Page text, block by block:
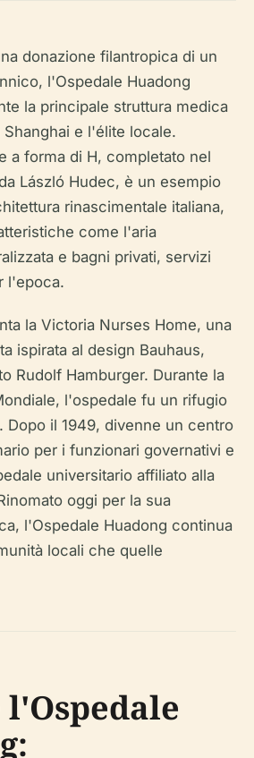
donazione filantropica di un
l'Ospedale Huadong
la principale struttura medica
e l'élite locale.
a forma di H, completato nel
László Hudec, è un esempio
rinascimentale italiana,
come l'aria
e bagni privati, servizi
l'epoca.
la Victoria Nurses Home, una
ispirata al design Bauhaus,
Rudolf Hamburger. Durante la
l'ospedale fu un rifugio
Dopo il 1949, divenne un centro
per i funzionari governativi e
universitario affiliato alla
oggi per la sua
l'Ospedale Huadong continua
locali che quelle